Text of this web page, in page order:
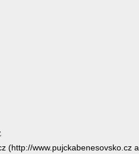
(http://www.pujckabenesovsko.cz a